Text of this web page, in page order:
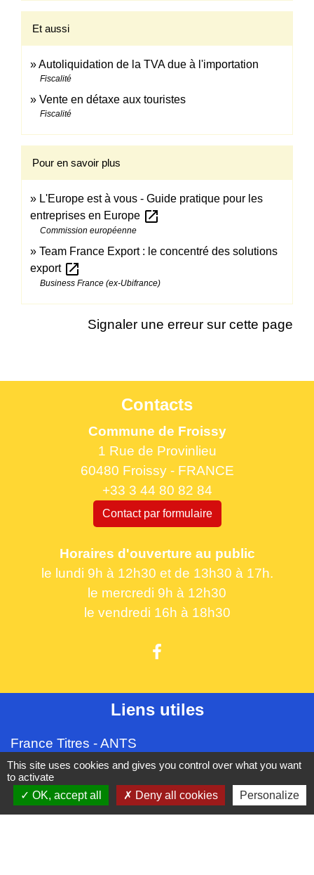
Et aussi
Autoliquidation de la TVA due à l'importation
Fiscalité
Vente en détaxe aux touristes
Fiscalité
Pour en savoir plus
L'Europe est à vous - Guide pratique pour les
entreprises en Europe open_in_new
Commission européenne
Team France Export : le concentré des solutions
export open_in_new
Business France (ex-Ubifrance)
Signaler une erreur sur cette page
Contacts
Commune de Froissy
1 Rue de Provinlieu
60480 Froissy - FRANCE
+33 3 44 80 82 84
Contact par formulaire
Horaires d'ouverture au public
le lundi 9h à 12h30 et de 13h30 à 17h.
le mercredi 9h à 12h30
le vendredi 16h à 18h30
Liens utiles
France Titres - ANTS
Oise mobilité
France Identité
Service Public
This site uses cookies and gives you control over what you want
to activate
OK, accept all
Deny all cookies Personalize